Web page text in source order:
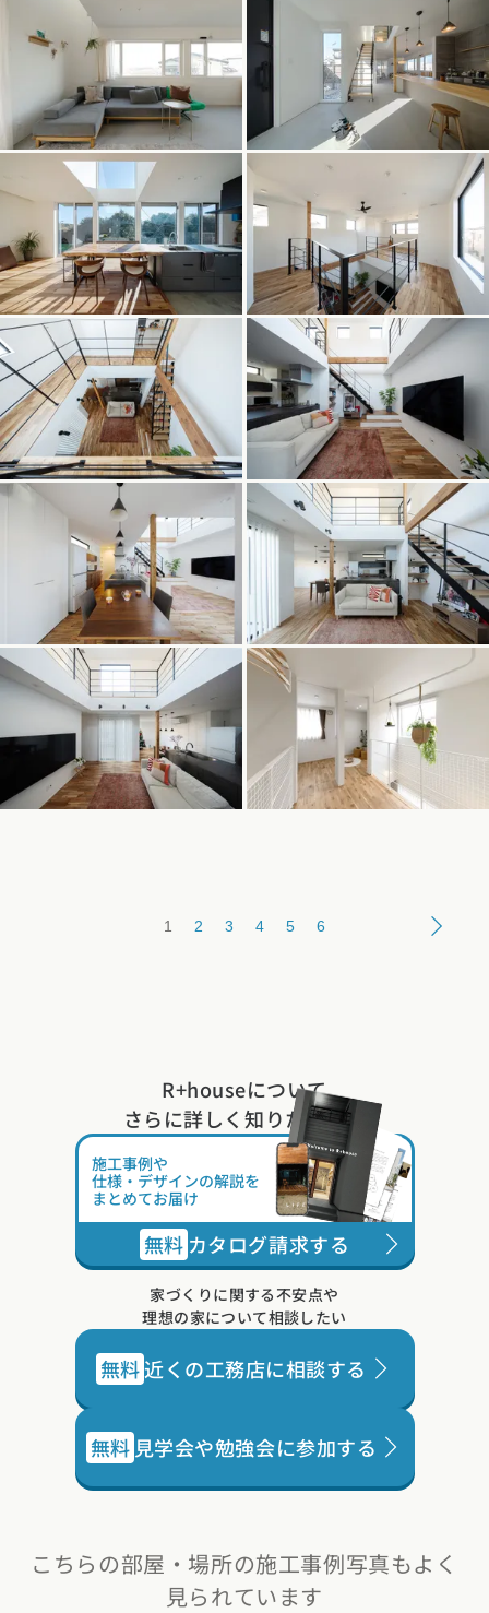
1 2 3 4 5 6
R+houseについて
さらに詳しく知りたい方は
施工事例や
仕様・デザインの解説を
まとめてお届け
無料 カタログ請求する
家づくりに関する不安点や
理想の家について相談したい
無料近くの工務店に相談する
無料 見学会や勉強会に参加する
こちらの部屋・場所の施工事例写真もよく
見られています